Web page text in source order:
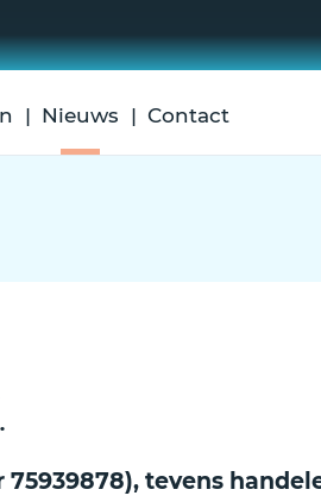
Nieuws Contact
75939878), tevens